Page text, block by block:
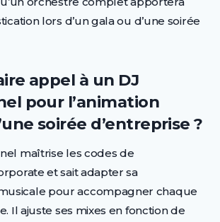
lors d’un gala ou d’une soirée
appel à un DJ
pour l’animation
soirée d’entreprise ?
maîtrise les codes de
et sait adapter sa
pour accompagner chaque
Il ajuste ses mixes en fonction de